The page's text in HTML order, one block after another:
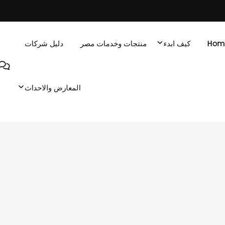
كيف ابدء منتجات وخدمات مصر دليل شركات
المعارض والاحداث